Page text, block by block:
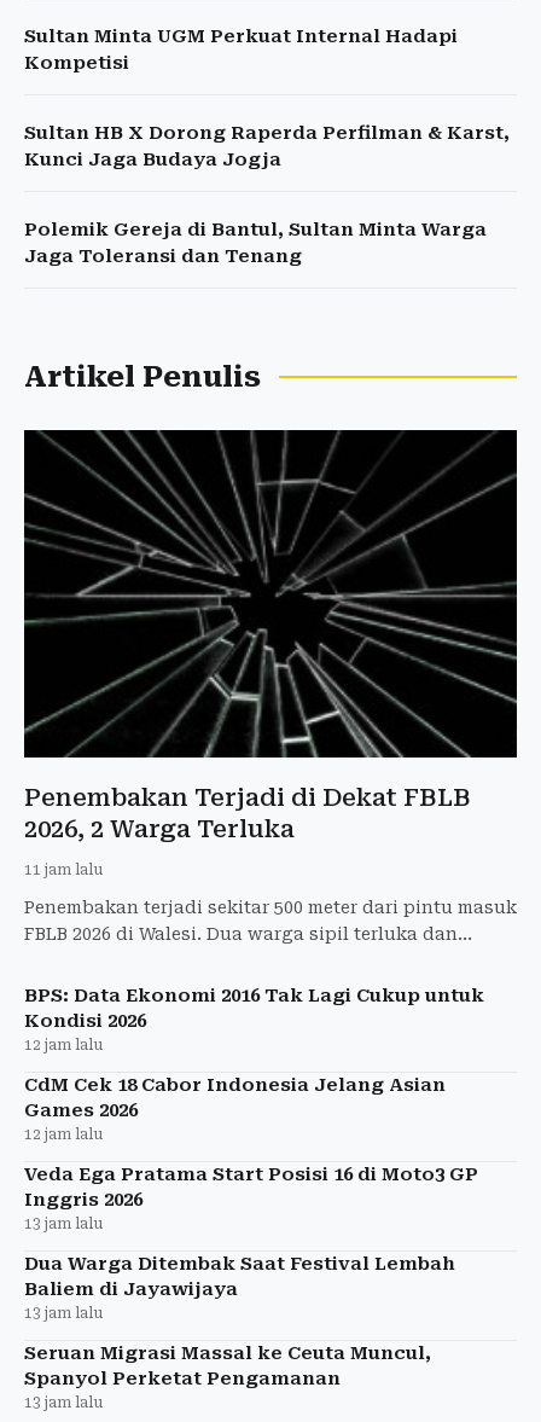
Sultan Minta UGM Perkuat Internal Hadapi
Kompetisi
Sultan HB X Dorong Raperda Perfilman & Karst,
Kunci Jaga Budaya Jogja
Polemik Gereja di Bantul, Sultan Minta Warga
Jaga Toleransi dan Tenang
Artikel Penulis
Penembakan Terjadi di Dekat FBLB
2026, 2 Warga Terluka
11 jam lalu
Penembakan terjadi sekitar 500 meter dari pintu masuk
FBLB 2026 di Walesi. Dua warga sipil terluka dan
BPS: Data Ekonomi 2016 Tak Lagi Cukup untuk
Kondisi 2026
12 jam lalu
CdM Cek 18 Cabor Indonesia Jelang Asian
Games 2026
12 jam lalu
Veda Ega Pratama Start Posisi 16 di Moto3 GP
Inggris 2026
13 jam lalu
Dua Warga Ditembak Saat Festival Lembah
Baliem di Jayawijaya
13 jam lalu
Seruan Migrasi Massal ke Ceuta Muncul,
Spanyol Perketat Pengamanan
13 jam lalu